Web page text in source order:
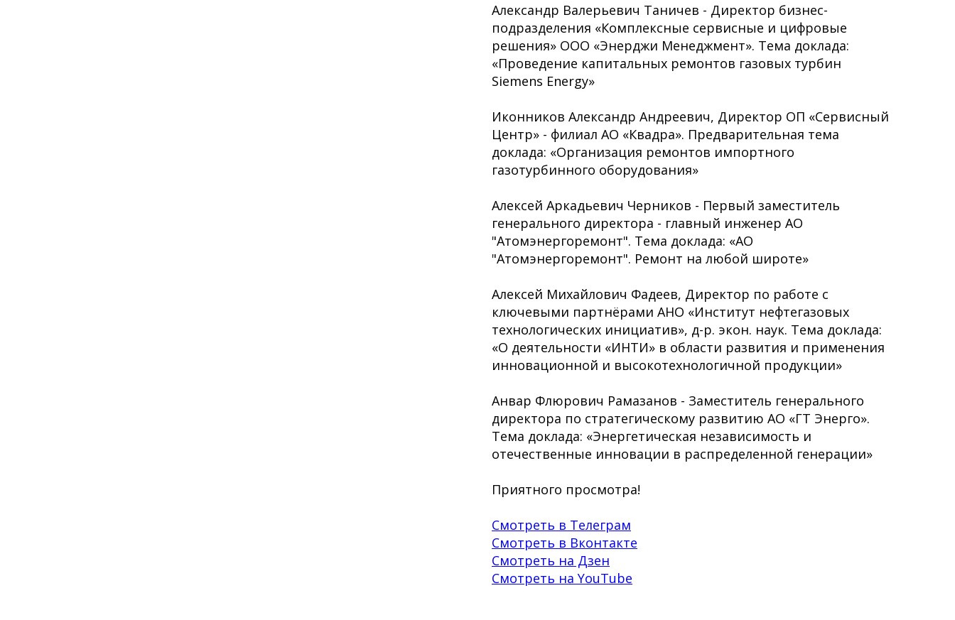
Александр Валерьевич Таничев - Директор бизнес-
подразделения «Комплексные сервисные и цифровые
решения» ООО «Энерджи Менеджмент». Тема доклада:
«Проведение капитальных ремонтов газовых турбин
Siemens Energy»
Иконников Александр Андреевич, Директор ОП «Сервисный
Центр» - филиал АО «Квадра». Предварительная тема
доклада: «Организация ремонтов импортного
газотурбинного оборудования»
Алексей Аркадьевич Черников - Первый заместитель
генерального директора - главный инженер АО
"Атомэнергоремонт". Тема доклада: «АО
"Атомэнергоремонт". Ремонт на любой широте»
Алексей Михайлович Фадеев, Директор по работе с
ключевыми партнёрами АНО «Институт нефтегазовых
технологических инициатив», д-р. экон. наук. Тема доклада:
«О деятельности «ИНТИ» в области развития и применения
инновационной и высокотехнологичной продукции»
Анвар Флюрович Рамазанов - Заместитель генерального
директора по стратегическому развитию АО «ГТ Энерго».
Тема доклада: «Энергетическая независимость и
отечественные инновации в распределенной генерации»
Приятного просмотра!
Смотреть в Телеграм
Смотреть в Вконтакте
Смотреть на Дзен
Смотреть на YouTube